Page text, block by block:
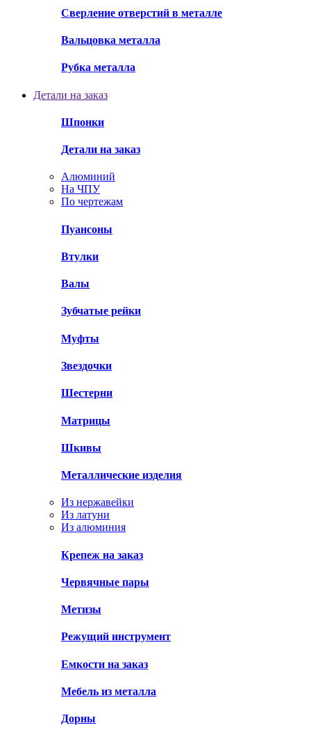
Сверление отверстий в металле
Вальцовка металла
Рубка металла
Детали на заказ
Шпонки
Детали на заказ
Алюминий
На ЧПУ
По чертежам
Пуансоны
Втулки
Валы
Зубчатые рейки
Муфты
Звездочки
Шестерни
Матрицы
Шкивы
Металлические изделия
Из нержавейки
Из латуни
Из алюминия
Крепеж на заказ
Червячные пары
Метизы
Режущий инструмент
Емкости на заказ
Мебель из металла
Дорны